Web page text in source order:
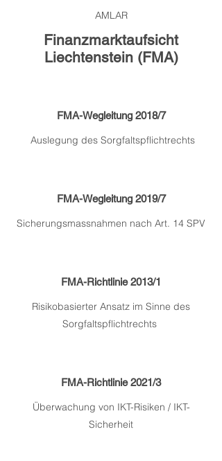
AMLAR
Finanzmarktaufsicht
Liechtenstein (FMA)
FMA-Wegleitung 2018/7
Auslegung des Sorgfaltspflichtrechts
FMA-Wegleitung 2019/7
Sicherungsmassnahmen nach Art. 14 SPV
FMA-Richtlinie 2013/1
Risikobasierter Ansatz im Sinne des
Sorgfaltspflichtrechts
FMA-Richtlinie 2021/3
Überwachung von IKT-Risiken / IKT-
Sicherheit